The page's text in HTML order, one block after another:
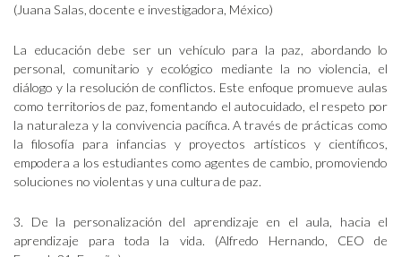
(Juana Salas, docente e investigadora, México)
La educación debe ser un vehículo para la paz, abordando lo
personal, comunitario y ecológico mediante la no violencia, el
diálogo y la resolución de conflictos. Este enfoque promueve aulas
como territorios de paz, fomentando el autocuidado, el respeto por
la naturaleza y la convivencia pacífica. A través de prácticas como
la filosofía para infancias y proyectos artísticos y científicos,
empodera a los estudiantes como agentes de cambio, promoviendo
soluciones no violentas y una cultura de paz.
3. De la personalización del aprendizaje en el aula, hacia el
aprendizaje para toda la vida. (Alfredo Hernando, CEO de